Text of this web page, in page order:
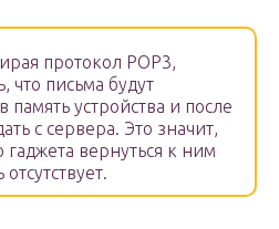
протокол РОР3,
что письма будут
память устройства и после
с сервера. Это значит,
гаджета вернуться к ним